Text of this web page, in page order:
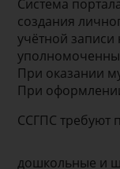
Система
создания
учётной записи
При оказании
При
ССГПС требуют
дошкольные и